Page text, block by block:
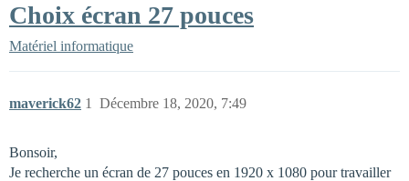
Choix écran 27 pouces
Matériel informatique
maverick62 Décembre 18, 2020, 7:49
1
Bonsoir,
Je recherche un écran de 27 pouces en 1920 x 1080 pour travailler